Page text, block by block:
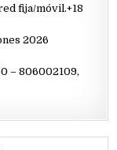
fija/móvil.+18
2026
– 806002109,